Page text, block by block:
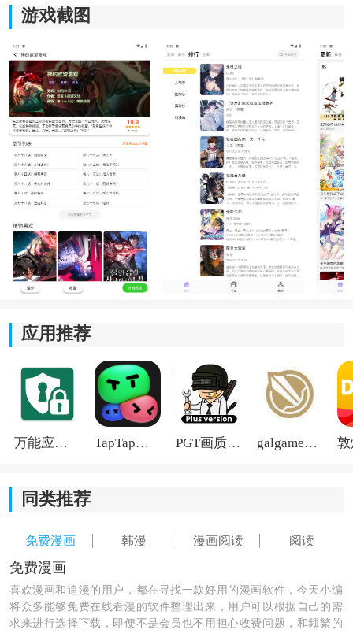
2、点击注册账号
游戏截图
应用推荐
万能应用隐藏 TapTap国际版2026 PGT画质助手旧版 galgame游戏盒子2026
同类推荐
免费漫画 韩漫 漫画阅读 阅读
免费漫画
喜欢漫画和追漫的用户，都在寻找一款好用的漫画软件，今天小编
将众多能够免费在线看漫的软件整理出来，用户可以根据自己的需
求来进行选择下载，即便不是会员也不用担心收费问题，和频繁的